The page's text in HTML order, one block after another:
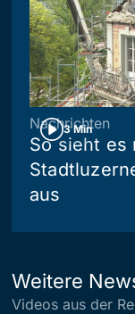
3 Min
Nachrichten
So sieht es
aus
Weitere
Videos aus der